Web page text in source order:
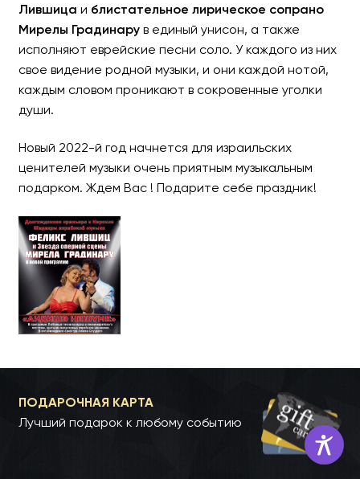
Лившица и блистательное лирическое сопрано
Мирелы Градинарув единый унисон, а также
исполняют еврейские песни соло. У каждого из них
свое видение родной музыки, и они каждой нотой,
каждым словом проникают в сокровенные уголки
души.
Новый 2022-й год начнется для израильских
ценителей музыки очень приятным музыкальным
подарком. Ждем Вас ! Подарите себе праздник!
ПОДАРОЧНАЯ КАРТА
Лучший подарок к любому событию